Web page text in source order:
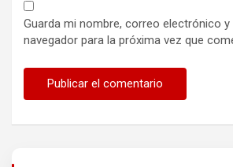
Guarda mi nombre, correo electrónico y
navegador para la próxima vez que